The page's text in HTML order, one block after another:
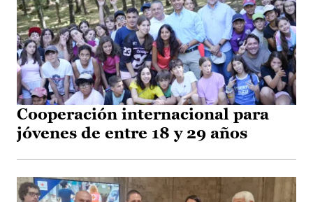
Cooperación internacional para
jóvenes de entre 18 y 29 años